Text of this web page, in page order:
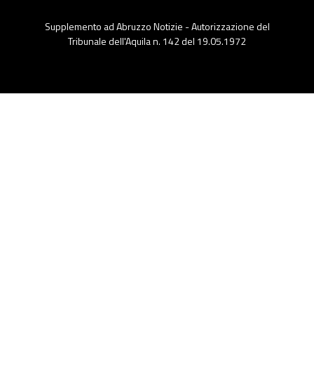
Supplemento ad Abruzzo Notizie - Autorizzazione del
Tribunale dell'Aquila n. 142 del 19.05.1972